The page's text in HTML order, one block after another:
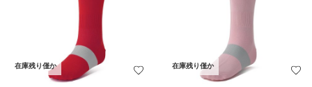
在庫残り僅か 在庫残り僅か